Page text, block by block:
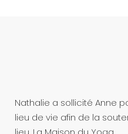
Nathalie a sollicité Anne
lieu de vie afin de la